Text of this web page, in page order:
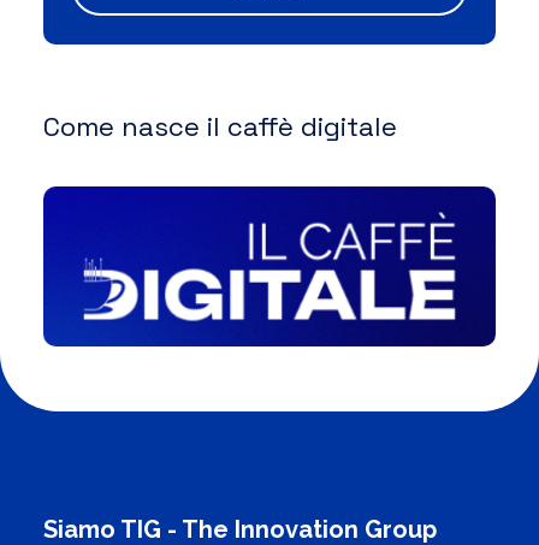
Come nasce il caffè digitale
Siamo TIG - The Innovation Group